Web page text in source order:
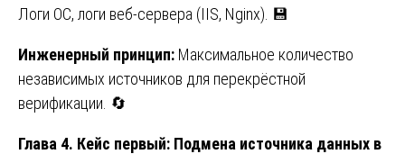
Логи ОС, логи веб-сервера (IIS, Nginx). 💾
Инженерный принцип: Максимальное количество
независимых источников для перекрёстной
верификации. 🔄
Глава 4. Кейс первый: Подмена источника данных в